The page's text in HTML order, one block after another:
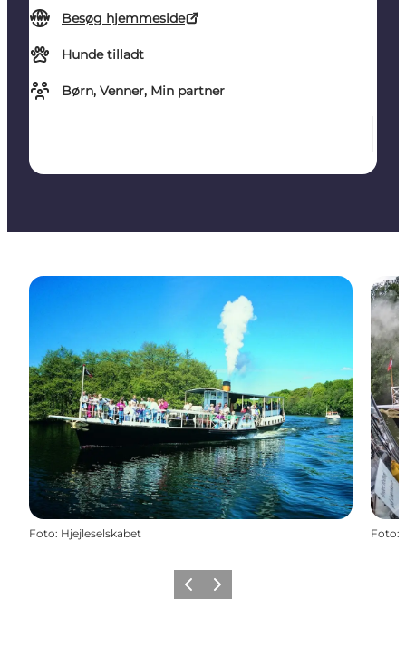
Besøg hjemmeside
Hunde tilladt
Børn, Venner, Min partner
Foto: Hjejleselskabet Foto:
ForrigeNæste